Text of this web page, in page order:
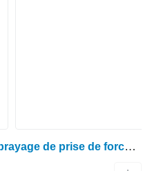
John Deere Ensemble d'embrayage de prise de force R11 pour les modèles 7800, 6800, 7600, 6900, 7500, 7200 et 7400. R116379 pour tracteur à roues 7600, 7700, 7800, 7200, 7400, 6800, 6900, 7500